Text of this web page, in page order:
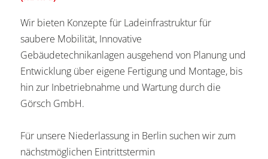
Wir bieten Konzepte für Ladeinfrastruktur für
saubere Mobilität, Innovative
Gebäudetechnikanlagen ausgehend von Planung und
Entwicklung über eigene Fertigung und Montage, bis
hin zur Inbetriebnahme und Wartung durch die
Görsch GmbH.
Für unsere Niederlassung in Berlin suchen wir zum
nächstmöglichen Eintrittstermin